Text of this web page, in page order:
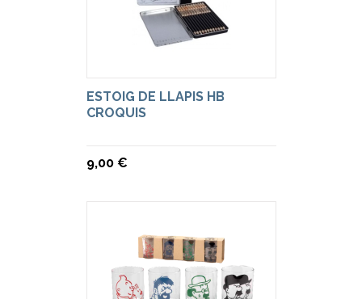
ESTOIG DE LLAPIS HB
CROQUIS
9,00 €